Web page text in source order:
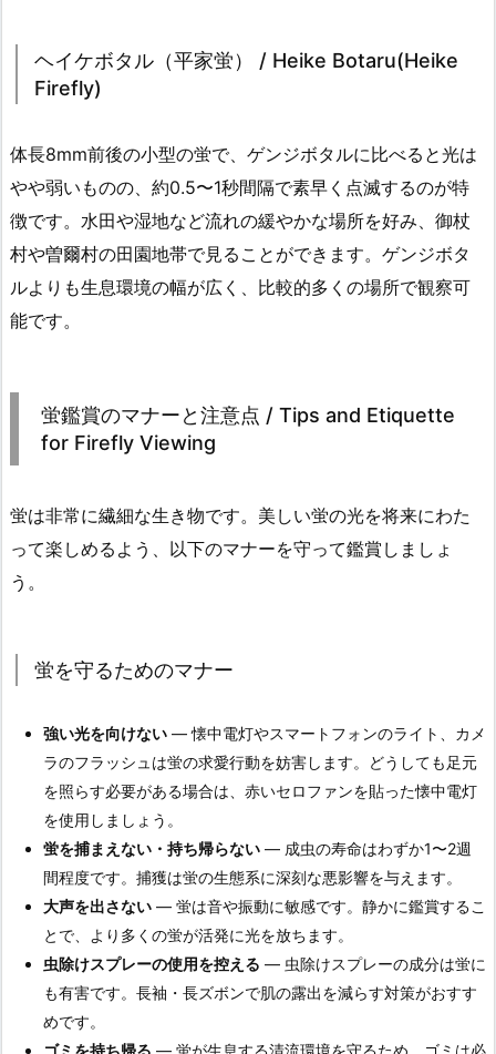
ヘイケボタル（平家蛍） / Heike Botaru(Heike
Firefly)
体長8mm前後の小型の蛍で、ゲンジボタルに比べると光は
やや弱いものの、約0.5〜1秒間隔で素早く点滅するのが特
徴です。水田や湿地など流れの緩やかな場所を好み、御杖
村や曽爾村の田園地帯で見ることができます。ゲンジボタ
ルよりも生息環境の幅が広く、比較的多くの場所で観察可
能です。
蛍鑑賞のマナーと注意点 / Tips and Etiquette
for Firefly Viewing
蛍は非常に繊細な生き物です。美しい蛍の光を将来にわた
って楽しめるよう、以下のマナーを守って鑑賞しましょ
う。
蛍を守るためのマナー
強い光を向けない — 懐中電灯やスマートフォンのライト、カメ
ラのフラッシュは蛍の求愛行動を妨害します。どうしても足元
を照らす必要がある場合は、赤いセロファンを貼った懐中電灯
を使用しましょう。
蛍を捕まえない・持ち帰らない — 成虫の寿命はわずか1〜2週
間程度です。捕獲は蛍の生態系に深刻な悪影響を与えます。
大声を出さない — 蛍は音や振動に敏感です。静かに鑑賞するこ
とで、より多くの蛍が活発に光を放ちます。
虫除けスプレーの使用を控える — 虫除けスプレーの成分は蛍に
も有害です。長袖・長ズボンで肌の露出を減らす対策がおすす
めです。
ゴミを持ち帰る — 蛍が生息する清流環境を守るため、ゴミは必